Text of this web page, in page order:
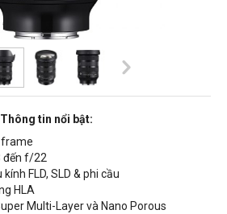
Thông tin nổi bật:
frame
đến f/22
FLD, SLD & phi cầu
HLA
Multi-Layer và Nano Porous